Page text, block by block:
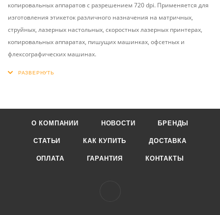
копировальных аппаратов с разрешением 720 dpi. Применяется для
изготовления этикеток различного назначения на матричных,
струйных, лазерных настольных, скоростных лазерных принтерах,
копировальных аппаратах, пишущих машинках, офсетных и
флексографических машинах.
О КОМПАНИИ НОВОСТИ БРЕНДЫ
СТАТЬИ КАК КУПИТЬ ДОСТАВКА
ОПЛАТА ГАРАНТИЯ КОНТАКТЫ